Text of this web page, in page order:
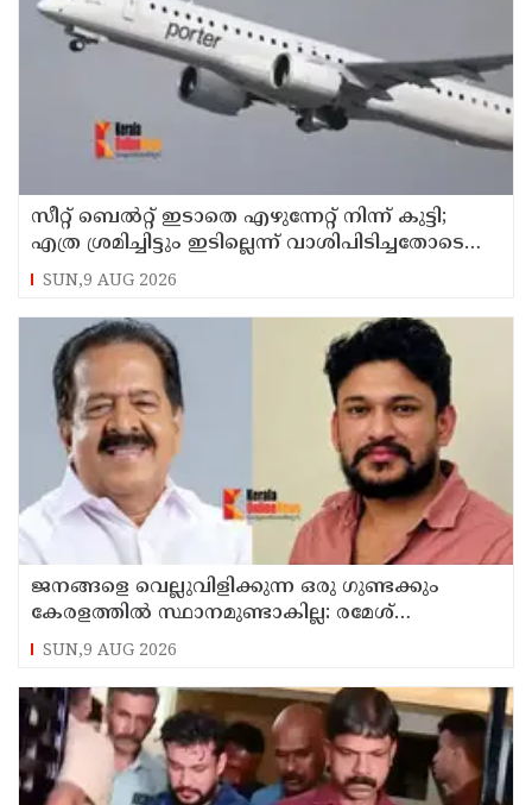
സീറ്റ് ബെല്‍റ്റ് ഇടാതെ എഴുന്നേറ്റ് നിന്ന് കുട്ടി;
എത്ര ശ്രമിച്ചിട്ടും ഇടില്ലെന്ന് വാശിപിടിച്ചതോടെ
വിമാനം റദ്ദാക്കി
SUN,9 AUG 2026
ജനങ്ങളെ വെല്ലുവിളിക്കുന്ന ഒരു ഗുണ്ടക്കും
കേരളത്തില്‍ സ്ഥാനമുണ്ടാകില്ല: രമേശ്
ചെന്നിത്തല
SUN,9 AUG 2026